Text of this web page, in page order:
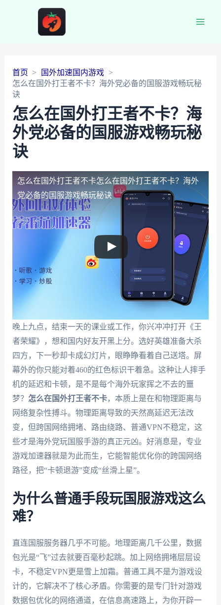
首页
国外加速国内游戏
怎么在国外打王者不卡？海外党必备的国服游戏畅玩秘
诀
怎么在国外打王者不卡？海
外党必备的国服游戏畅玩秘
诀
怎么在国外打王者不卡怎么在国外打王者不卡？海外
党必备的国服游戏畅玩秘诀
晚上九点，结束一天的课业或工作，你兴冲冲打开《王
者荣耀》，想和国内好友开黑上分。选好英雄准备大杀
四方，下一秒却卡成幻灯片，眼睁睁看着自己送塔。屏
幕外的你只能对着460的红色标识干着急。这种让人摔手
机的延迟和卡顿，是不是每个海外玩家挥之不去的噩
梦？ 怎么在国外打王者不卡，本质上是在和物理距离与
网络复杂性搏斗。物理距离导致的天然高延迟无法改
变，但跨国网络拥堵、路由绕路、普通VPN不稳定，这
些才是海外党玩国服手游的真正元凶。好消息是，专业
游戏加速器就是为此而生，它能智能优化你的跨国网络
路径，把“卡顿退游”变成“丝滑上星”。
为什么普通手段玩国服游戏这么
难？
直连国服服务器几乎不可能。地理距离几千公里，数据
包光是“飞”过去就要百毫秒起跳。加上网络拥堵层层设
卡，不稳定VPN更是雪上加霜。普通工具不是为游戏设
计的，它解决不了核心矛盾。你需要的是专门针对游戏
数据包优化的网络通道，在信息高速路上，为你开辟一